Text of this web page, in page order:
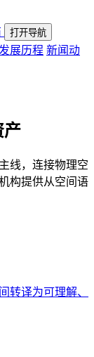
打开导航
发展历程 新闻动
产
线，连接物理空
构提供从空间语
转译为可理解、